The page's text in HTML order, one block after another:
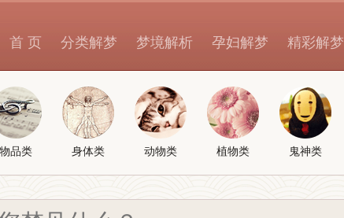
首 页 分类解梦 梦境解析 孕妇解梦 精彩解梦
物品类 身体类 动物类 植物类 鬼神类